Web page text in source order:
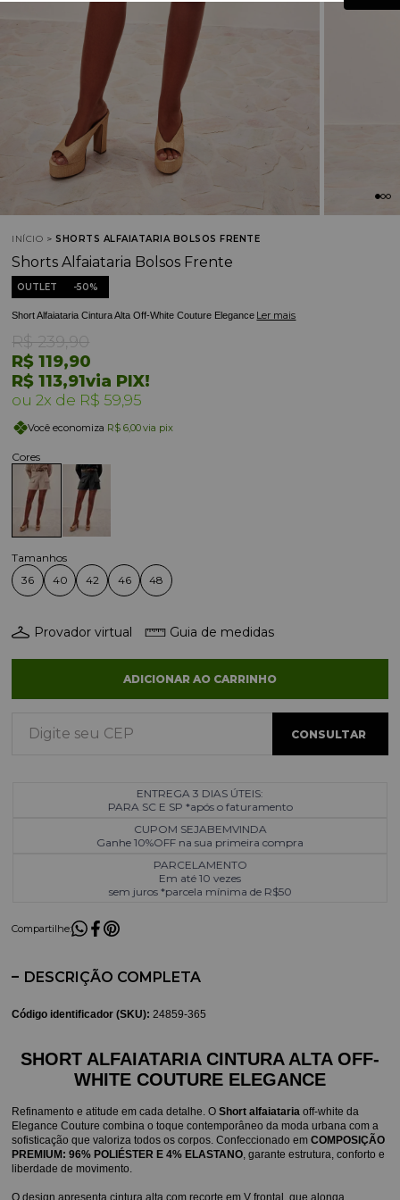
INÍCIO SHORTS ALFAIATARIA BOLSOS FRENTE
Shorts Alfaiataria Bolsos Frente
OUTLET 50%
Short Alfaiataria Cintura Alta Off-White Couture Elegance Ler mais
R$ 113,91via PIX!
R$ 239,90
R$ 119,90
2x R$ 59,95
Você economiza R$ 6,00via pix
36 40 42 46 48
Provador virtual Guia de medidas
ADICIONAR AO CARRINHO
ENTREGA 3 DIAS ÚTEIS:
PARA SC E SP *após o faturamento
CUPOM SEJABEMVINDA
Ganhe 10%OFF na sua primeira compra
PARCELAMENTO
Em até 10 vezes
sem juros *parcela mínima de R$50
Compartilhe:
DESCRIÇÃO COMPLETA
Código identificador (SKU): 24859-365
SHORT ALFAIATARIA CINTURA ALTA OFF-
WHITE COUTURE ELEGANCE
Refinamento e atitude em cada detalhe. O Short alfaiataria off-white da
Elegance Couture combina o toque contemporâneo da moda urbana com a
sofisticação que valoriza todos os corpos. Confeccionado em COMPOSIÇÃO
PREMIUM: 96% POLIÉSTER E 4% ELASTANO, garante estrutura, conforto e
liberdade de movimento.
O design apresenta cintura alta com recorte em V frontal, que alonga